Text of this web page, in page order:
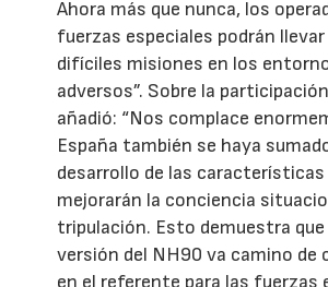
Ahora más que nunca, los
fuerzas especiales podrán
difíciles misiones en los
adversos”. Sobre la
añadió: “Nos complace
España también se haya
desarrollo de las características
mejorarán la conciencia
tripulación. Esto demuestra
versión del NH90 va camino de